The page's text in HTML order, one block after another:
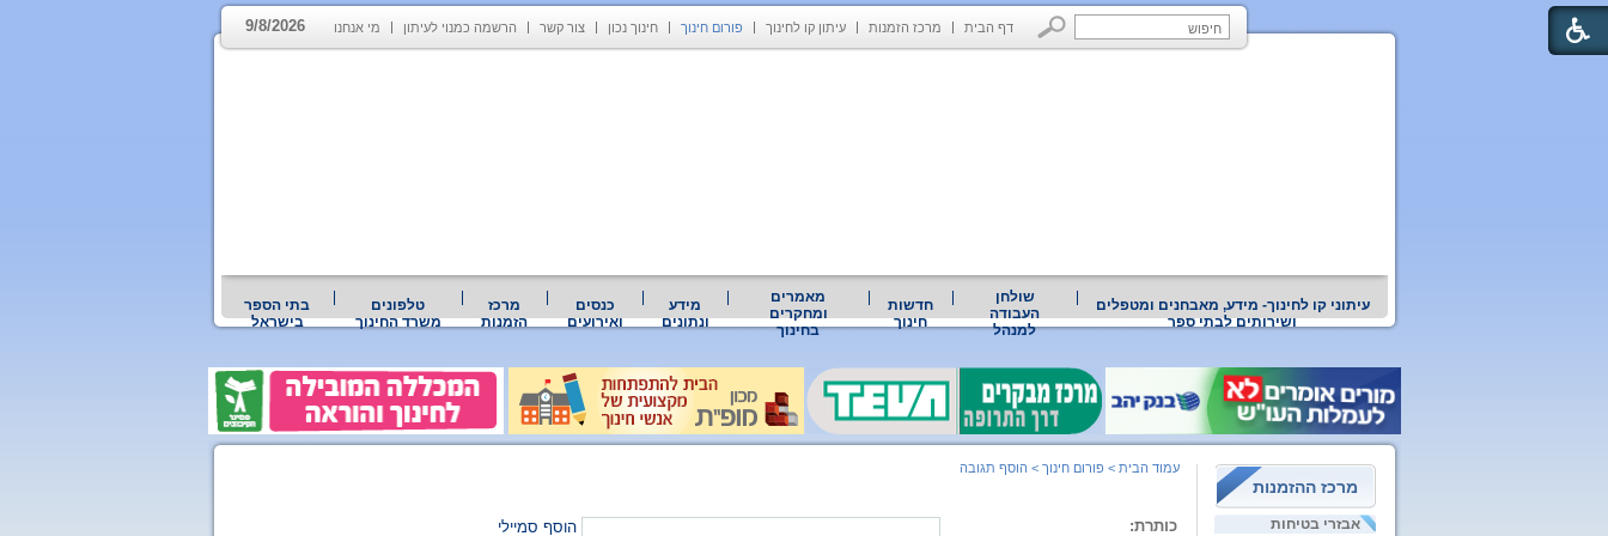
דף הבית מרכז הזמנות עיתון קו לחינוך פורום חינוך חינוך נכון צור קשר הרשמה כמנוי לעיתון מי אנחנו 9/8/2026
עיתוני קו לחינוך- מידע, מאבחנים ומטפלים
ושירותים לבתי ספר
שולחן
העבודה
למנהל
חדשות
חינוך
מאמרים
ומחקרים
בחינוך
מידע
ונתונים
כנסים
ואירועים
מרכז
הזמנות
טלפונים
משרד החינוך
בתי הספר
בישראל
מרכז ההזמנות
אבזרי בטיחות
עמוד הבית > פורום חינוך > הוסף תגובה
כותרת: הוסף סמיילי